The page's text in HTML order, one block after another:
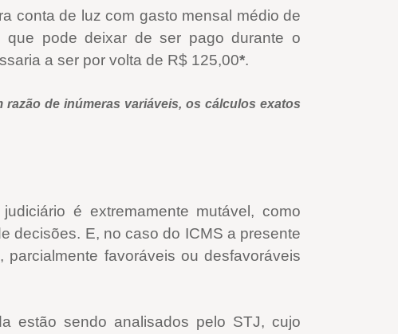
conta de luz com gasto mensal médio de
pode deixar de ser pago durante o
a ser por volta de R$ 125,00*.
de inúmeras variáveis, os cálculos exatos
é extremamente mutável, como
decisões. E, no caso do ICMS a presente
favoráveis ou desfavoráveis
estão sendo analisados pelo STJ, cujo